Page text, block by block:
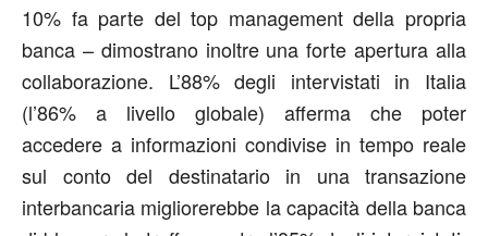
10% fa parte del top management della propria
banca – dimostrano inoltre una forte apertura alla
collaborazione. L’88% degli intervistati in Italia
(l’86% a livello globale) afferma che poter
accedere a informazioni condivise in tempo reale
sul conto del destinatario in una transazione
interbancaria migliorerebbe la capacità della banca